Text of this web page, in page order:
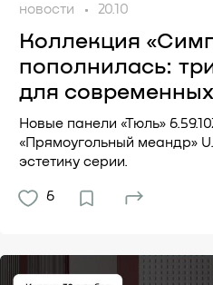
новости 20.10
Коллекция
пополнилась:
для
Новые панели «Тюль»
«Прямоугольный меандр»
эстетику серии.
6